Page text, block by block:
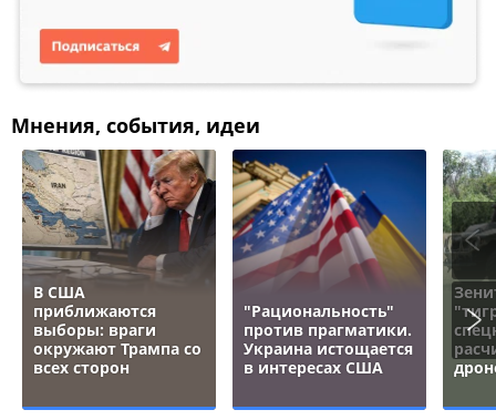
Мнения, события, идеи
В США
приближаются
выборы: враги
окружают Трампа со
всех сторон
"Рациональность"
против прагматики.
Украина истощается
в интересах США